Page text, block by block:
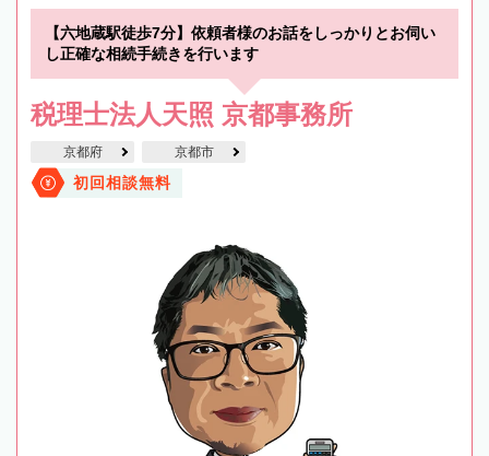
【六地蔵駅徒歩7分】依頼者様のお話をしっかりとお伺い
し正確な相続手続きを行います
税理士法人天照 京都事務所
京都府 京都市
初回相談無料